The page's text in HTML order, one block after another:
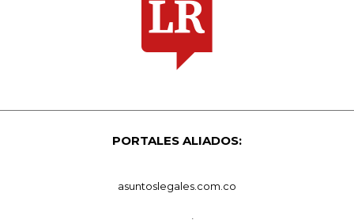
PORTALES ALIADOS:
asuntoslegales.com.co